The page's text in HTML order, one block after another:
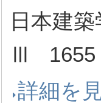
日本建
Ⅲ 1655
詳細を